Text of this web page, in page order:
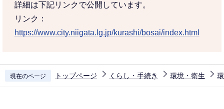
詳細は下記リンクで公開しています。
リンク：
https://www.city.niigata.lg.jp/kurashi/bosai/index.html
現在のページ トップページ くらし・手続き 環境・衛生